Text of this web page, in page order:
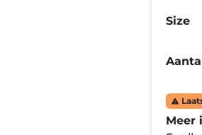
Size

Meer